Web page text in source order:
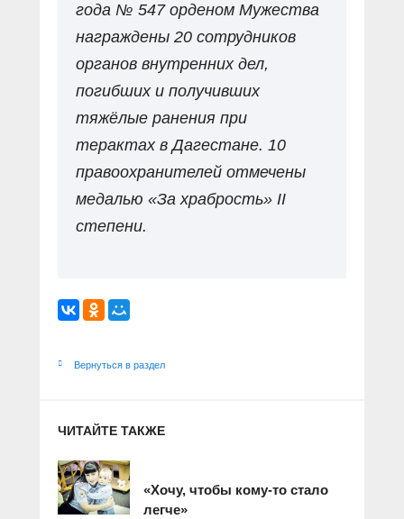
года № 547 орденом Мужества
награждены 20 сотрудников
органов внутренних дел,
погибших и получивших
тяжёлые ранения при
терактах в Дагестане. 10
правоохранителей отмечены
медалью «За храбрость» II
степени.
Вернуться в раздел
ЧИТАЙТЕ ТАКЖЕ
«Хочу, чтобы кому-то стало
легче»